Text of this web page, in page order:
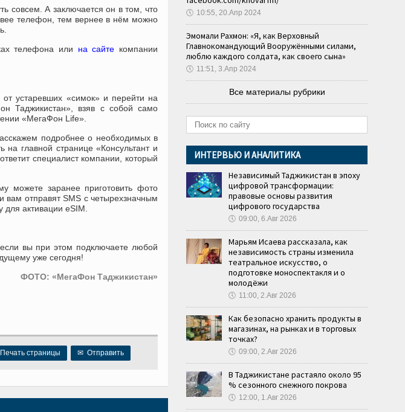
совсем. А заключается он в том, что
телефон, тем вернее в нём можно
телефона или на сайте компании
устаревших «симок» и перейти на
Таджикистан», взяв с собой само
«МегаФон Life».
подробнее о необходимых в
главной странице «Консультант и
специалист компании, который
можете заранее приготовить фото
вам отправят SMS с четырехзначным
активации eSIM.
вы при этом подключаете любой
уже сегодня!
ФОТО: «МегаФон Таджикистан»
Печать страницы ✉ Отправить
🕔 10:55, 20.Апр 2024
Эмомали Рахмон: «Я, как Верховный
Главнокомандующий Вооружёнными силами,
люблю каждого солдата, как своего сына»
🕔 11:51, 3.Апр 2024
Все материалы рубрики
ИНТЕРВЬЮ И АНАЛИТИКА
Независимый Таджикистан в эпоху
цифровой трансформации:
правовые основы развития
цифрового государства
🕔 09:00, 6.Авг 2026
Марьям Исаева рассказала, как
независимость страны изменила
театральное искусство, о
подготовке моноспектакля и о
молодёжи
🕔 11:00, 2.Авг 2026
Как безопасно хранить продукты в
магазинах, на рынках и в торговых
точках?
🕔 09:00, 2.Авг 2026
В Таджикистане растаяло около 95
% сезонного снежного покрова
🕔 12:00, 1.Авг 2026